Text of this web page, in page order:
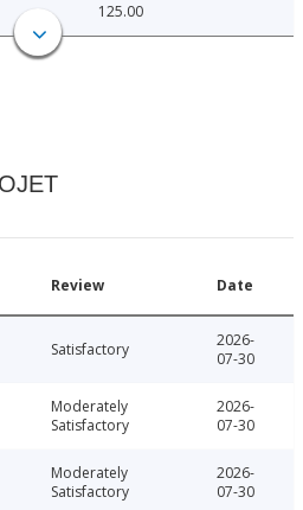
125.00
Review Date
Satisfactory
2026-
07-30
Moderately
Satisfactory
2026-
07-30
Moderately
Satisfactory
2026-
07-30